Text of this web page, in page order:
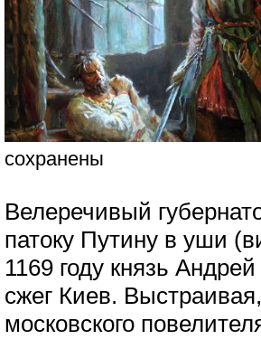
сохранены
Велеречивый
патоку Путину в уши
1169 году князь
сжег Киев.
московского